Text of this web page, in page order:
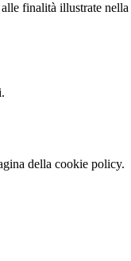
finalità illustrate nella
della cookie policy.